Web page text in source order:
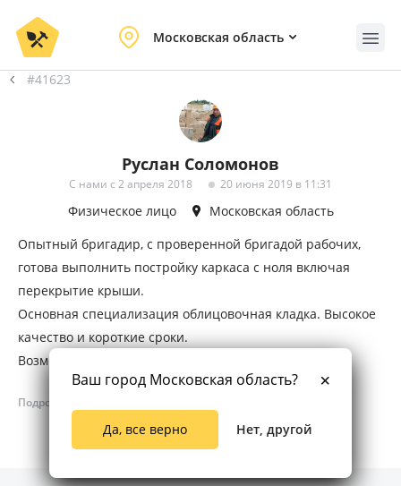
Московская область
#41623
Руслан Соломонов
С нами с 2 апреля 2018 20 июня 2019 в 11:31
Физическое лицо
Московская область
Опытный бригадир, с проверенной бригадой рабочих,
готова выполнить постройку каркаса с ноля включая
перекрытие крыши.
Основная специализация облицовочная кладка. Высокое
качество и короткие сроки.
Возможна работа по договору.
Бесплатный выезд инженера/замерщика в любое
удобное для Вас время.
Большое портфолио выполненных работ.
Подробно
Ваш город Московская область?
Да, все верно Нет, другой